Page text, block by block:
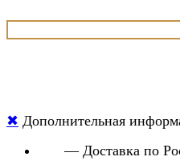
✖ Дополнительная
— Доставка по